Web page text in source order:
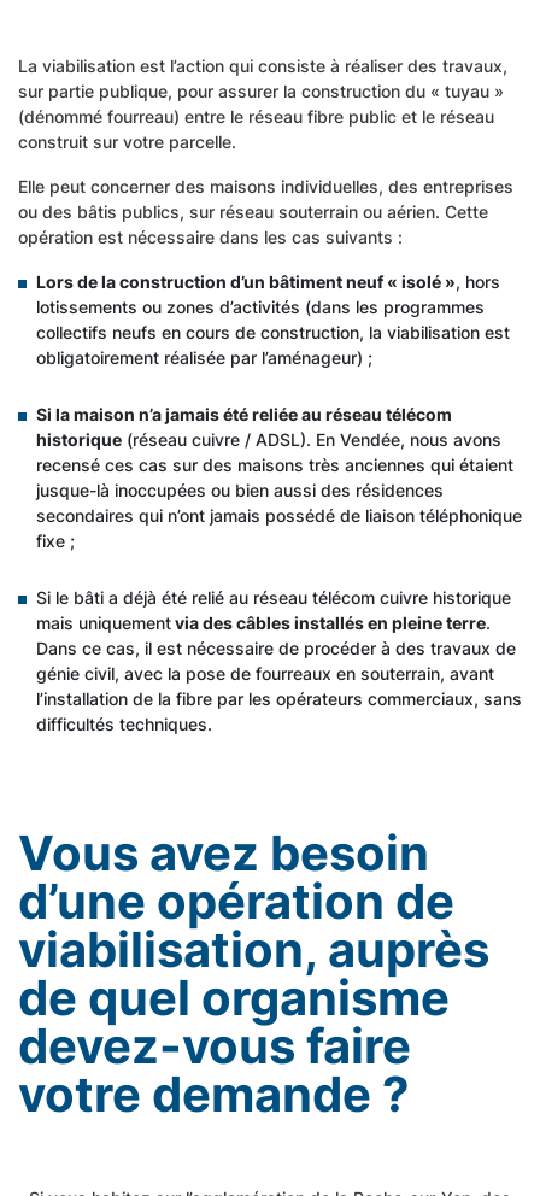
La viabilisation est l’action qui consiste à réaliser des travaux,
sur partie publique, pour assurer la construction du « tuyau »
(dénommé fourreau) entre le réseau fibre public et le réseau
construit sur votre parcelle.
Elle peut concerner des maisons individuelles, des entreprises
ou des bâtis publics, sur réseau souterrain ou aérien. Cette
opération est nécessaire dans les cas suivants :
Lors de la construction d’un bâtiment neuf « isolé », hors
lotissements ou zones d’activités (dans les programmes
collectifs neufs en cours de construction, la viabilisation est
obligatoirement réalisée par l’aménageur) ;
Si la maison n’a jamais été reliée au réseau télécom
historique (réseau cuivre / ADSL). En Vendée, nous avons
recensé ces cas sur des maisons très anciennes qui étaient
jusque-là inoccupées ou bien aussi des résidences
secondaires qui n’ont jamais possédé de liaison téléphonique
fixe ;
Si le bâti a déjà été relié au réseau télécom cuivre historique
mais uniquementvia des câbles installés en pleine terre.
Dans ce cas, il est nécessaire de procéder à des travaux de
génie civil, avec la pose de fourreaux en souterrain, avant
l’installation de la fibre par les opérateurs commerciaux, sans
difficultés techniques.
Vous avez besoin
d’une opération de
viabilisation, auprès
de quel organisme
devez-vous faire
votre demande ?